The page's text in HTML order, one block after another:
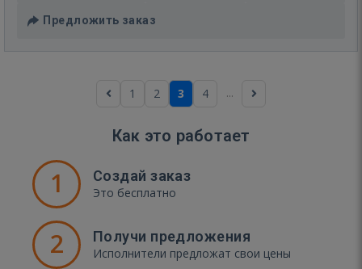
Предложить заказ
1 2 3 4 ...
Как это работает
1 Создай заказ
Это бесплатно
2 Получи предложения
Исполнители предложат свои цены